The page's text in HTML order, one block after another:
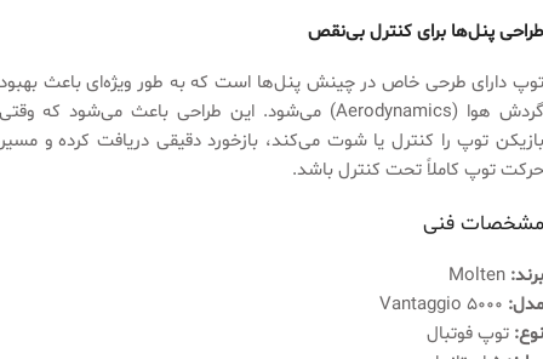
طراحی پنل‌ها برای کنترل بی‌نقص
توپ دارای طرحی خاص در چینش پنل‌ها است که به طور ویژه‌ای باعث بهبود
گردش هوا (Aerodynamics) می‌شود. این طراحی باعث می‌شود که وقتی
بازیکن توپ را کنترل یا شوت می‌کند، بازخورد دقیقی دریافت کرده و مسیر
حرکت توپ کاملاً تحت کنترل باشد.
مشخصات فنی
برند:
مدل:
نوع: توپ فوتبال